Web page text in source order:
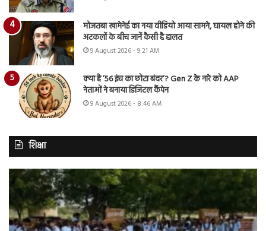
मोजतबा खामेनेई का नया वीडियो आया सामने, घायल होने की
अटकलों के बीच जानें कैसी है हालत
9 August 2026 - 9:21 AM
क्या है ’56 इंच का छोटा बंदर’? Gen Z के नारे को AAP
नेताओं ने बनाया डिजिटल कैंपेन
9 August 2026 - 8:46 AM
शिक्षा